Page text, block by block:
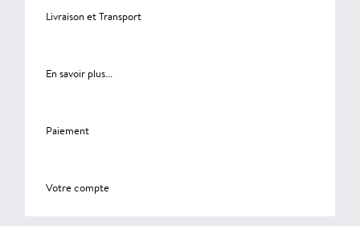
Livraison et Transport
En savoir plus...
Paiement
Votre compte